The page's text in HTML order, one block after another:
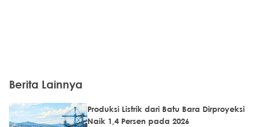
Berita Lainnya
Produksi Listrik dari Batu Bara Dirproyeksi
Naik 1,4 Persen pada 2026